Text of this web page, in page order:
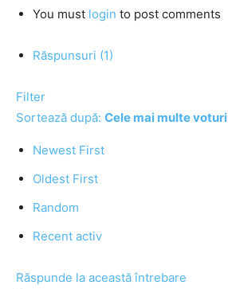
You must login to post comments
Răspunsuri (1)
Filter
Sortează după: Cele mai multe voturi
Newest First
Oldest First
Random
Recent activ
Răspunde la această întrebare